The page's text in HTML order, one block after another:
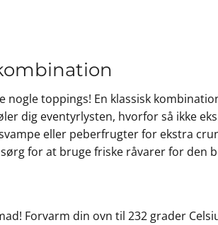
toppings! En klassisk
dig eventyrlysten, hvorfor så ikke
eller peberfrugter for ekstra
for at bruge friske råvarer for den
Forvarm din ovn til 232 grader